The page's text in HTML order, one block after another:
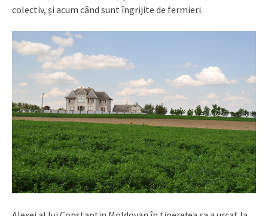
colectiv, şi acum când sunt îngrijite de fermieri.